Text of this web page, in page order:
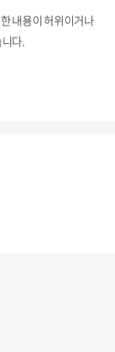
내용이 허위이거나
다.